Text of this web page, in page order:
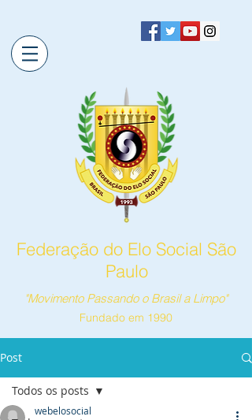
Federação do Elo Social São
Paulo
"Movimento Passando o Brasil a Limpo"
Fundado em 1990
Post
Todos os posts
webelosocial